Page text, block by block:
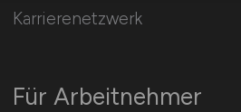
Für Arbeitnehmer
Karrierenetzwerk